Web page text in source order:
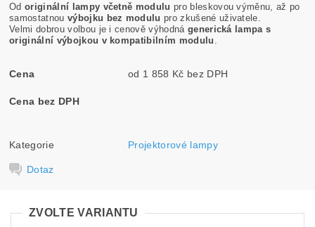
Odoriginální lampy včetně modulu pro bleskovou výměnu, až po
samostatnou výbojku bez modulu pro zkušené uživatele.
Velmi dobrou volbou je i cenově výhodná generická lampa s
originální výbojkou v kompatibilním modulu
Cena od 1 858 Kč bez DPH
Cena bez DPH
Kategorie Projektorové lampy
Dotaz
ZVOLTE VARIANTU